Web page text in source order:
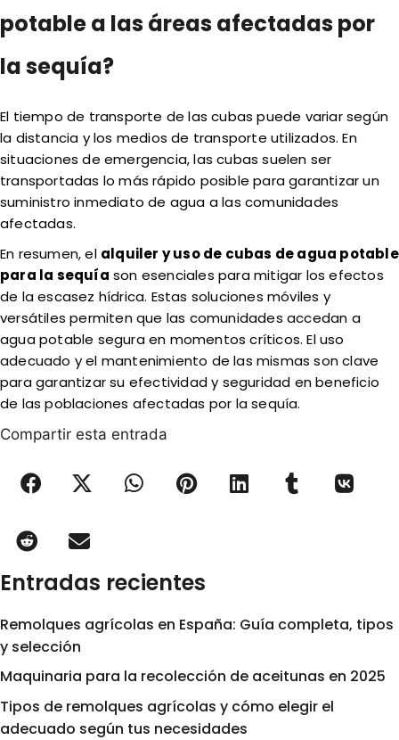
potable a las áreas afectadas por
la sequía?
El tiempo de transporte de las cubas puede variar según
la distancia y los medios de transporte utilizados. En
situaciones de emergencia, las cubas suelen ser
transportadas lo más rápido posible para garantizar un
suministro inmediato de agua a las comunidades
afectadas.
En resumen, el alquiler y uso de cubas de agua potable
para la sequía son esenciales para mitigar los efectos
de la escasez hídrica. Estas soluciones móviles y
versátiles permiten que las comunidades accedan a
agua potable segura en momentos críticos. El uso
adecuado y el mantenimiento de las mismas son clave
para garantizar su efectividad y seguridad en beneficio
de las poblaciones afectadas por la sequía.
Compartir esta entrada
Entradas recientes
Remolques agrícolas en España: Guía completa, tipos
y selección
Maquinaria para la recolección de aceitunas en 2025
Tipos de remolques agrícolas y cómo elegir el
adecuado según tus necesidades